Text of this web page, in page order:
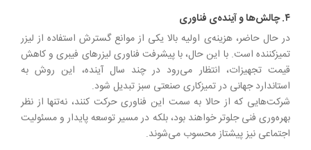
۴. چالش‌ها و آینده‌ی فناوری
در حال حاضر، هزینه‌ی اولیه بالا یکی از موانع گسترش استفاده از لیزر
تمیزکننده است. با این حال، با پیشرفت فناوری لیزرهای فیبری و کاهش
قیمت تجهیزات، انتظار می‌رود در چند سال آینده، این روش به
استاندارد جهانی در تمیزکاری صنعتی سبز تبدیل شود.
شرکت‌هایی که از حالا به سمت این فناوری حرکت کنند، نه‌تنها از نظر
بهره‌وری فنی جلوتر خواهند بود، بلکه در مسیر توسعه پایدار و مسئولیت
اجتماعی نیز پیشتاز محسوب می‌شوند.